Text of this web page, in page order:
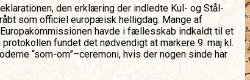
den erklæring der indledte Kul- og Stål-
som officiel europæisk helligdag. Mange af
havde i fællesskab indkaldt til et
fundet det nødvendigt at markere 9. maj kl.
“som-om”–ceremoni, hvis der nogen sinde har